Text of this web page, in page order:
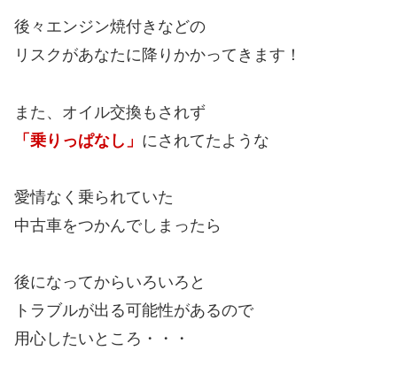
後々エンジン焼付きなどの
リスクがあなたに降りかかってきます！
また、オイル交換もされず
「乗りっぱなし」 にされてたような
愛情なく乗られていた
中古車をつかんでしまったら
後になってからいろいろと
トラブルが出る可能性があるので
用心したいところ・・・